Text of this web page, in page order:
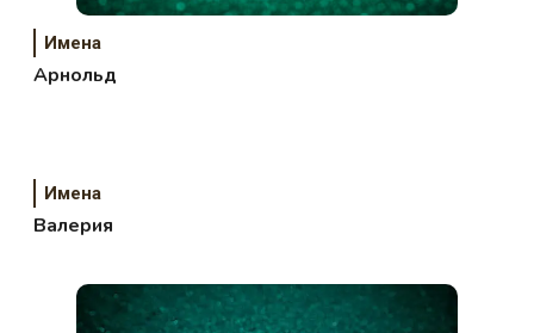
Имена
Арнольд
Имена
Валерия